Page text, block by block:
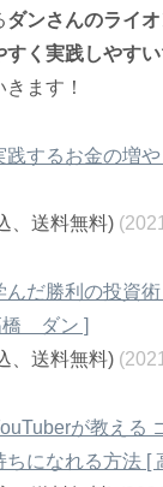
ダンさんのライ
すく実践しやすい
ます！
践するお金の増
、送料無料)
だ勝利の投資
橋 ダン ]
、送料無料)
が教える
になれる方法 [